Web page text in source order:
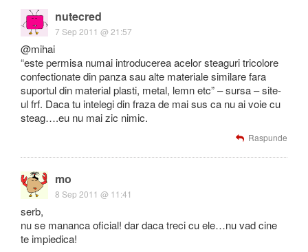
nutecred
7 Sep 2011 @ 21:57
@mihai
“este permisa numai introducerea acelor steaguri tricolore
confectionate din panza sau alte materiale similare fara
suportul din material plasti, metal, lemn etc” – sursa – site-
ul frf. Daca tu intelegi din fraza de mai sus ca nu ai voie cu
steag….eu nu mai zic nimic.
Raspunde
mo
8 Sep 2011 @ 11:41
serb,
nu se mananca oficial! dar daca treci cu ele…nu vad cine
te impiedica!